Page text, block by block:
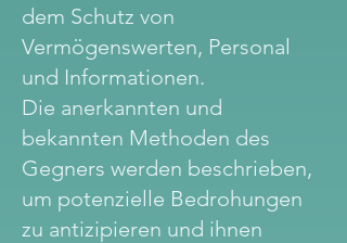
dem Schutz von
Vermögenswerten, Personal
und Informationen.
Die anerkannten und
bekannten Methoden des
Gegners werden beschrieben,
um potenzielle Bedrohungen
zu antizipieren und ihnen